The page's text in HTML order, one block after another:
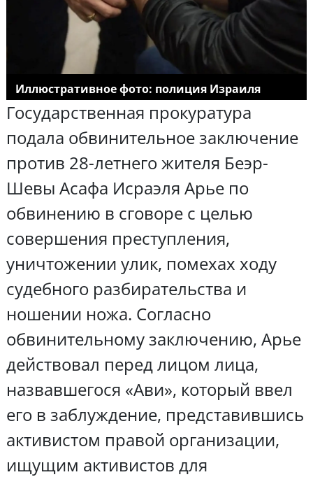
Иллюстративное фото: полиция Израиля
Государственная прокуратура
подала обвинительное заключение
против 28-летнего жителя Беэр-
Шевы Асафа Исраэля Арье по
обвинению в сговоре с целью
совершения преступления,
уничтожении улик, помехах ходу
судебного разбирательства и
ношении ножа. Согласно
обвинительному заключению, Арье
действовал перед лицом лица,
назвавшегося «Ави», который ввел
его в заблуждение, представившись
активистом правой организации,
ищущим активистов для